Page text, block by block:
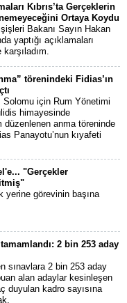
Kıbrıs’ta Gerçeklerin
Ortaya Koydu
Bakanı Sayın Hakan
yaptığı açıklamaları
törenindeki Fidias’ın
için Rum Yönetimi
himayesinde
düzenlenen anma töreninde
Panayotu’nun kıyafeti
"Gerçekler
yerine görevinin başına
2 bin 253 aday
sınavlara 2 bin 253 aday
alan adaylar kesinleşen
duyulan kadro sayısına